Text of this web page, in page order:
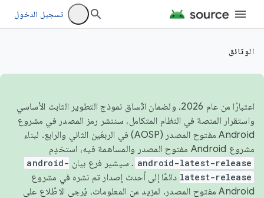
تسجيل الدخول
الوثائق
اعتبارًا من عام 2026، ولضمان اتّساق نموذج التطوير الثابت الأساسي
واستقرار المنصة في النظام المتكامل، سننشر رمز المصدر في مشروع
Android مفتوح المصدر (AOSP) في الربعَين الثاني والرابع. لبناء
مشروع Android مفتوح المصدر والمساهمة فيه، استخدِم
android-latest-release . سيشير فرع بيان android-
latest-release دائمًا إلى أحدث إصدار تم نشره في مشروع
Android مفتوح المصدر. لمزيد من المعلومات، يُرجى الاطّلاع على